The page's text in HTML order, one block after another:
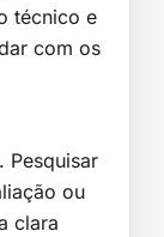
técnico e
com os
Pesquisar
ou
clara